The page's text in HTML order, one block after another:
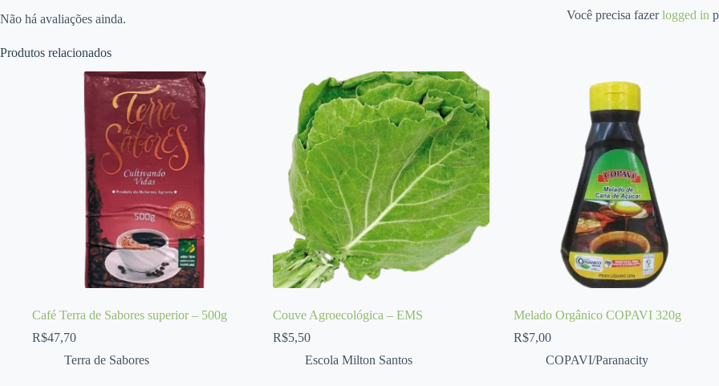
Não há avaliações ainda.
Você precisa fazerlogged in
Produtos relacionados
Café Terra de Sabores superior – 500g
R$47,70
Terra de Sabores
Couve Agroecológica – EMS
R$5,50
Escola Milton Santos
Melado Orgânico COPAVI 320g
R$7,00
COPAVI/Paranacity